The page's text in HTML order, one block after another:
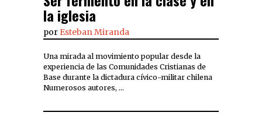
la iglesia
por Esteban Miranda
Una mirada al movimiento popular desde la
experiencia de las Comunidades Cristianas de
Base durante la dictadura cívico-militar chilena
Numerosos autores, …